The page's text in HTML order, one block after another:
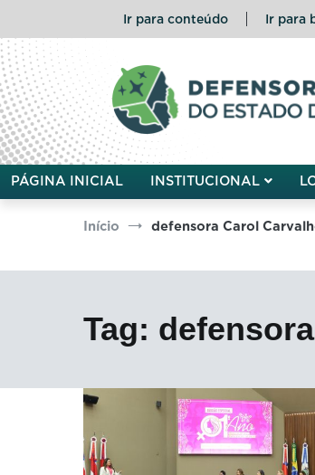
o
conteúdo
Ir para conteúdo Ir para
Defensoria Pública
PÁGINA INICIAL INSTITUCIONAL
Início defensora Carol
Tag: